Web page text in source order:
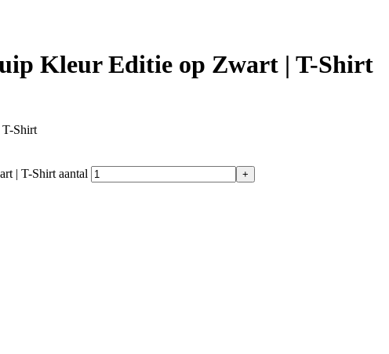
Kleur Editie op Zwart | T-Shirt
Shirt
| T-Shirt aantal